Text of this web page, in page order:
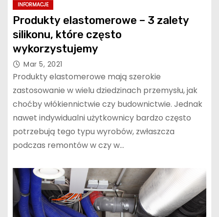
INFORMACJE
Produkty elastomerowe – 3 zalety
silikonu, które często
wykorzystujemy
Mar 5, 2021
Produkty elastomerowe mają szerokie
zastosowanie w wielu dziedzinach przemysłu, jak
choćby włókiennictwie czy budownictwie. Jednak
nawet indywidualni użytkownicy bardzo często
potrzebują tego typu wyrobów, zwłaszcza
podczas remontów w czy w…